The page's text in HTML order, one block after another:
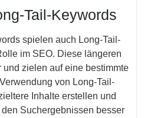
Tail-Keywords
spielen auch Long-Tail-
im SEO. Diese längeren
zielen auf eine bestimmte
von Long-Tail-
Inhalte erstellen und
den Suchergebnissen besser